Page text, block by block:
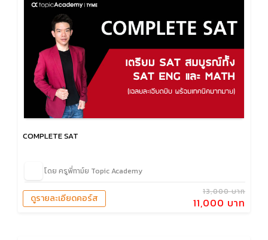
COMPLETE SAT
โดย ครูพี่ทาม์ย Topic Academy
13,000 บาท
11,000 บาท
ดูรายละเอียดคอร์ส